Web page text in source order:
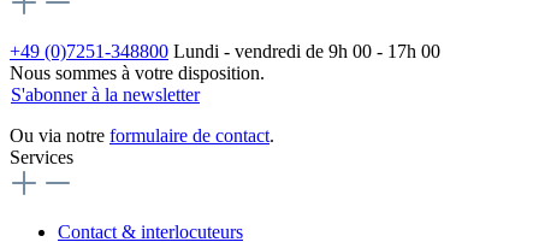
+49 (0)7251-348800 Lundi - vendredi de 9h 00 - 17h 00
Nous sommes à votre disposition.
S'abonner à la newsletter
Ou via notre formulaire de contact.
Services
Contact & interlocuteurs